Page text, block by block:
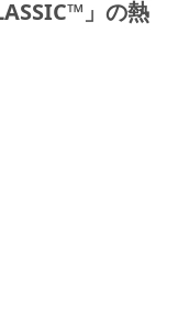
」の熱